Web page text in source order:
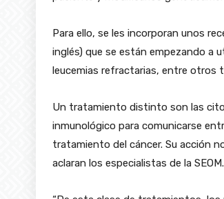
Para ello, se les incorporan unos
inglés) que se están empezando a
leucemias refractarias, entre otros
Un tratamiento distinto son las
inmunológico para comunicarse
tratamiento del cáncer. Su acción
aclaran los especialistas de la SEOM.